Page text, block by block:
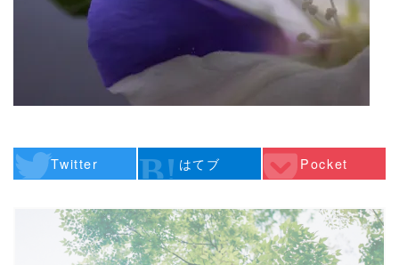
Twitter はてブ Pocket